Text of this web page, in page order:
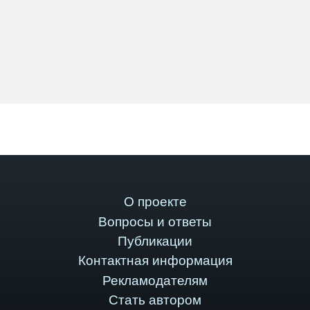
О проекте
Вопросы и ответы
Публикации
Контактная информация
Рекламодателям
Стать автором